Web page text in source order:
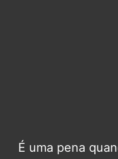
É uma pena